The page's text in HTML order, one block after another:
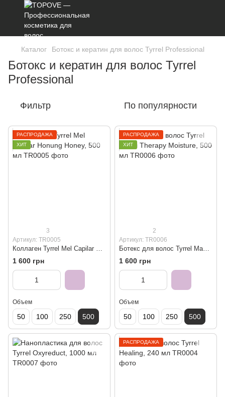
Каталог Ботокс и кератин для волос Tyrrel Professional
Ботокс и кератин для волос Tyrrel
Professional
Фильтр По популярности
РАСПРОДАЖА
ХИТ
3
Артикул: TR0005
Коллаген Tyrrel Mel Capilar Honung Honey, 500 мл
1 600 грн
Объем
50 100 250 500
РАСПРОДАЖА
ХИТ
2
Артикул: TR0006
Ботекс для волос Tyrrel Maxxi Therapy Moisture, 500 мл
1 600 грн
Объем
50 100 250 500
РАСПРОДАЖА